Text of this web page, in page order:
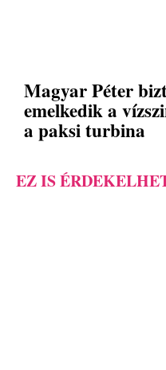
Magyar Péter
emelkedik a
a paksi turbina
EZ IS